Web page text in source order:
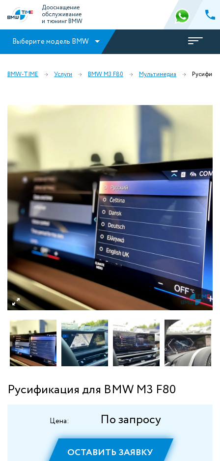
Дооснащение
обслуживание
и тюнинг BMW
Выберите модель BMW
BMW-TIME Услуги BMW M3 F80 Мультимедиа
Русификация для BMW M3 F80
Цена: По запросу
ОСТАВИТЬ ЗАЯВКУ